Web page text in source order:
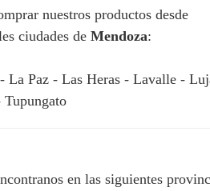
nuestros productos desde
ciudades de Mendoza:
Paz - Las Heras - Lavalle -
Tupungato
en las siguientes